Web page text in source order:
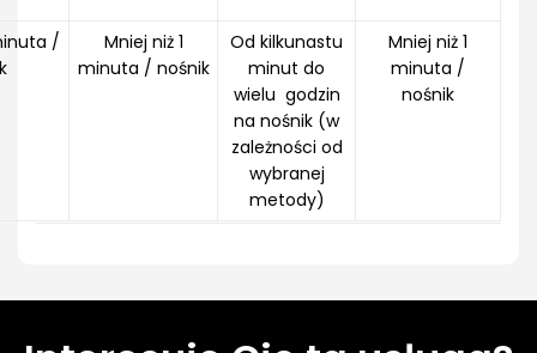
/
Mniej niż 1
minuta / nośnik
Od kilkunastu
minut do
wielu godzin
na nośnik (w
zależności od
wybranej
metody)
Mniej niż 1
minuta /
nośnik